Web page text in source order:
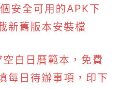
安全可用的APK下
新舊版本安裝檔
白日曆範本，免費
每日待辦事項，印下